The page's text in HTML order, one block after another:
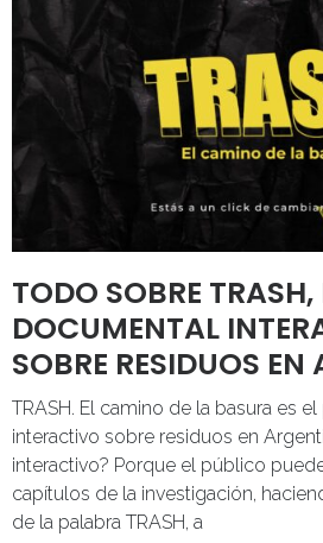
TODO SOBRE TRASH,
DOCUMENTAL
SOBRE RESIDUOS EN
TRASH. El camino de la basura es
interactivo sobre residuos en
interactivo? Porque el público
capítulos de la investigación,
de la palabra TRASH, a